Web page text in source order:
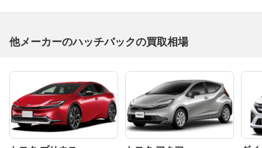
他メーカーのハッチバックの買取相場